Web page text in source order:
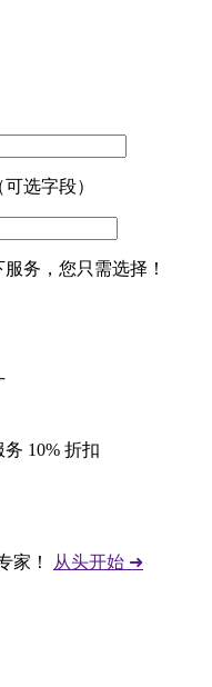
选字段）
务，您只需选择！
10% 折扣
家！
从头开始 ➜